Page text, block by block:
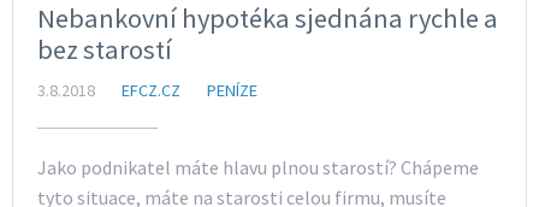
Nebankovní hypotéka sjednána rychle a
bez starostí
3.8.2018 EFCZ.CZ PENÍZE
Jako podnikatel máte hlavu plnou starostí? Chápeme
tyto situace, máte na starosti celou firmu, musíte